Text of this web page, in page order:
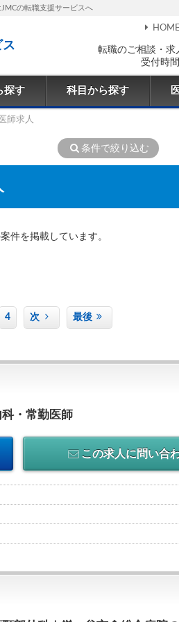
の転職支援サービスへ
ス
転職のご相談・求
受付時
HOME
探す 科目から探す
師求人
条件で絞り込む
件を掲載しています。
4 次 最後
科・常勤医師
この求人に問い合